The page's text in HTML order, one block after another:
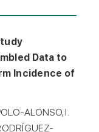
Data to
Incidence of
ALONSO, I.